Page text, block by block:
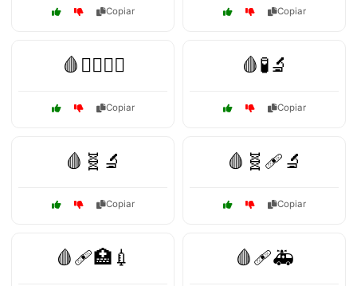
Copiar Copiar
🩸🧛‍♂️🏴‍☠️
Copiar
🩸🧪🔬
Copiar
🩸🧬🔬
Copiar
🩸🧬🩹🔬
Copiar
🩸🩹🏥💉 🩸🩹🚑